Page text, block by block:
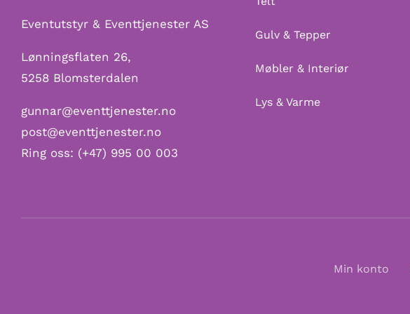
Eventutstyr & Eventtjenester AS
Lønningsflaten 26,
5258 Blomsterdalen
gunnar@eventtjenester.no
post@eventtjenester.no
Ring oss: (+47) 995 00 003
Gulv & Tepper
Møbler & Interiør
Lys & Varme
Min konto